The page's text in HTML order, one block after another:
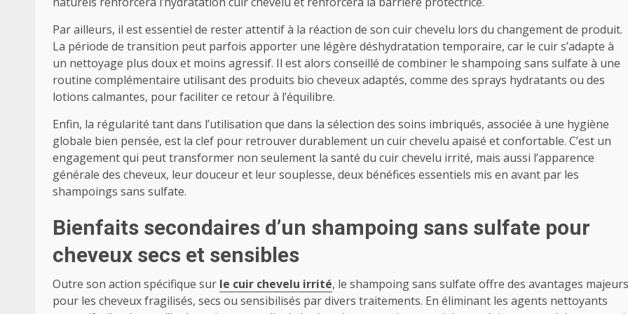
Par ailleurs, il est essentiel de rester attentif à la réaction de son cuir chevelu lors du changement de produit.
La période de transition peut parfois apporter une légère déshydratation temporaire, car le cuir s’adapte à
un nettoyage plus doux et moins agressif. Il est alors conseillé de combiner le shampoing sans sulfate à une
routine complémentaire utilisant des produits bio cheveux adaptés, comme des sprays hydratants ou des
lotions calmantes, pour faciliter ce retour à l’équilibre.
Enfin, la régularité tant dans l’utilisation que dans la sélection des soins imbriqués, associée à une hygiène
globale bien pensée, est la clef pour retrouver durablement un cuir chevelu apaisé et confortable. C’est un
engagement qui peut transformer non seulement la santé du cuir chevelu irrité, mais aussi l’apparence
générale des cheveux, leur douceur et leur souplesse, deux bénéfices essentiels mis en avant par les
shampoings sans sulfate.
Bienfaits secondaires d’un shampoing sans sulfate pour
cheveux secs et sensibles
Outre son action spécifique sur le cuir chevelu irrité, le shampoing sans sulfate offre des avantages majeurs
pour les cheveux fragilisés, secs ou sensibilisés par divers traitements. En éliminant les agents nettoyants